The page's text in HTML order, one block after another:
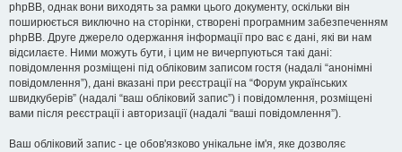
phpBB, однак вони виходять за рамки цього документу, оскільки він
поширюється виключно на сторінки, створені програмним забезпеченням
phpBB. Друге джерело одержання інформації про вас є дані, які ви нам
відсилаєте. Ними можуть бути, і цим не вичерпуються такі дані:
повідомлення розміщені під обліковим записом гостя (надалі “анонімні
повідомлення”), дані вказані при реєстрації на “Форум українських
швидкуберів” (надалі “ваш обліковий запис”) і повідомлення, розміщені
вами після реєстрації і авторизації (надалі “ваші повідомлення”).
Ваш обліковий запис - це обов'язково унікальне ім'я, яке дозволяє